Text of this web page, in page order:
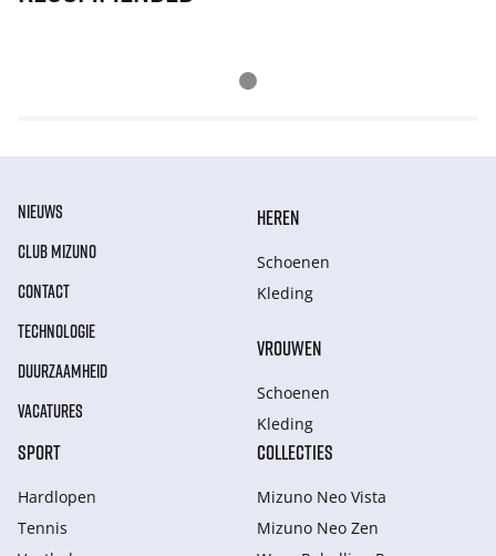
NIEUWS
CLUB MIZUNO
CONTACT
TECHNOLOGIE
DUURZAAMHEID
VACATURES
HEREN
Schoenen
Kleding
VROUWEN
Schoenen
Kleding
SPORT
Hardlopen
Tennis
COLLECTIES
Mizuno Neo Vista
Mizuno Neo Zen